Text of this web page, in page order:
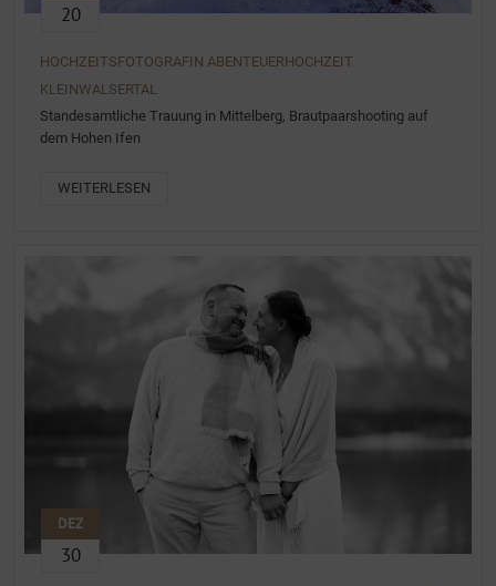
20
HOCHZEITSFOTOGRAFIN ABENTEUERHOCHZEIT
KLEINWALSERTAL
Standesamtliche Trauung in Mittelberg, Brautpaarshooting auf
dem Hohen Ifen
WEITERLESEN
DEZ
30